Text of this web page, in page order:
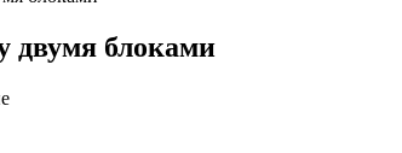
двумя блоками